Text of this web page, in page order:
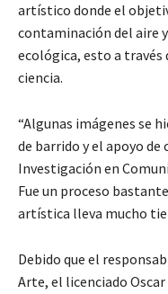
artístico donde el
contaminación del aire
ecológica, esto a través
ciencia.
“Algunas imágenes se
de barrido y el apoyo
Investigación en
Fue un proceso
artística lleva mucho
Debido que el
Arte, el licenciado